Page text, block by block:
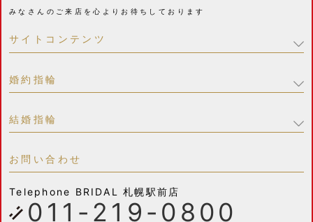
みなさんのご来店を心よりお待ちしております
サイトコンテンツ
婚約指輪
結婚指輪
お問い合わせ
Telephone BRIDAL 札幌駅前店
011-219-0800